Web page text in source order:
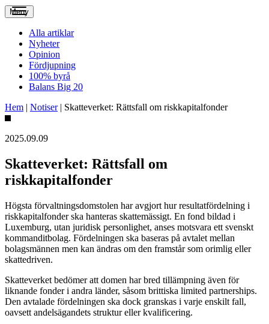
Meny
Alla artiklar
Nyheter
Opinion
Fördjupning
100% byrå
Balans Big 20
Hem | Notiser| Skatteverket: Rättsfall om riskkapitalfonder
2025.09.09
Skatteverket: Rättsfall om
riskkapitalfonder
Högsta förvaltningsdomstolen har avgjort hur resultatfördelning i
riskkapitalfonder ska hanteras skattemässigt. En fond bildad i
Luxemburg, utan juridisk personlighet, anses motsvara ett svenskt
kommanditbolag. Fördelningen ska baseras på avtalet mellan
bolagsmännen men kan ändras om den framstår som orimlig eller
skattedriven.
Skatteverket bedömer att domen har bred tillämpning även för
liknande fonder i andra länder, såsom brittiska limited partnerships.
Den avtalade fördelningen ska dock granskas i varje enskilt fall,
oavsett andelsägandets struktur eller kvalificering.